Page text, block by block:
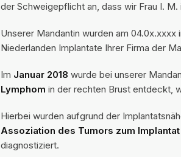
der Schweigepflicht an, dass wir Frau I.
Unserer Mandantin wurden am
Niederlanden Implantate Ihrer Firma der
Im Januar 2018 wurde bei unserer
Lymphom in der rechten Brust entdeckt,
Hierbei wurden aufgrund der
Assoziation des Tumors zum Implantat
diagnostiziert.